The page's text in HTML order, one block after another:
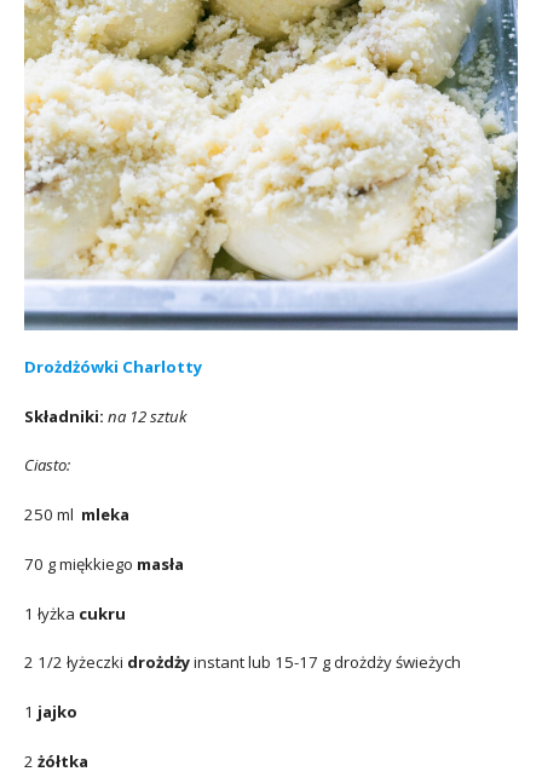
Drożdżówki Charlotty
Składniki: na 12 sztuk
Ciasto:
250 ml mleka
70 g miękkiego masła
1 łyżka cukru
2 1/2 łyżeczki drożdżyinstant lub 15-17 g drożdży świeżych
1 jajko
2 żółtka